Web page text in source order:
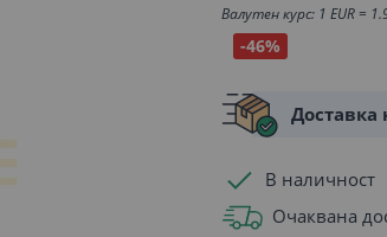
Валутен курс: 1 EUR =
-46%
Доставка
В наличност
Очаквана